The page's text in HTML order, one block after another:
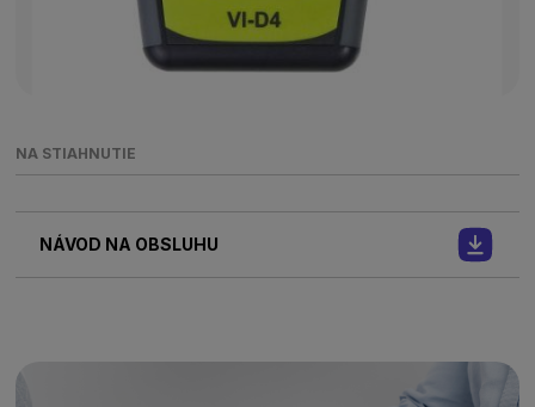
NA STIAHNUTIE
NÁVOD NA OBSLUHU